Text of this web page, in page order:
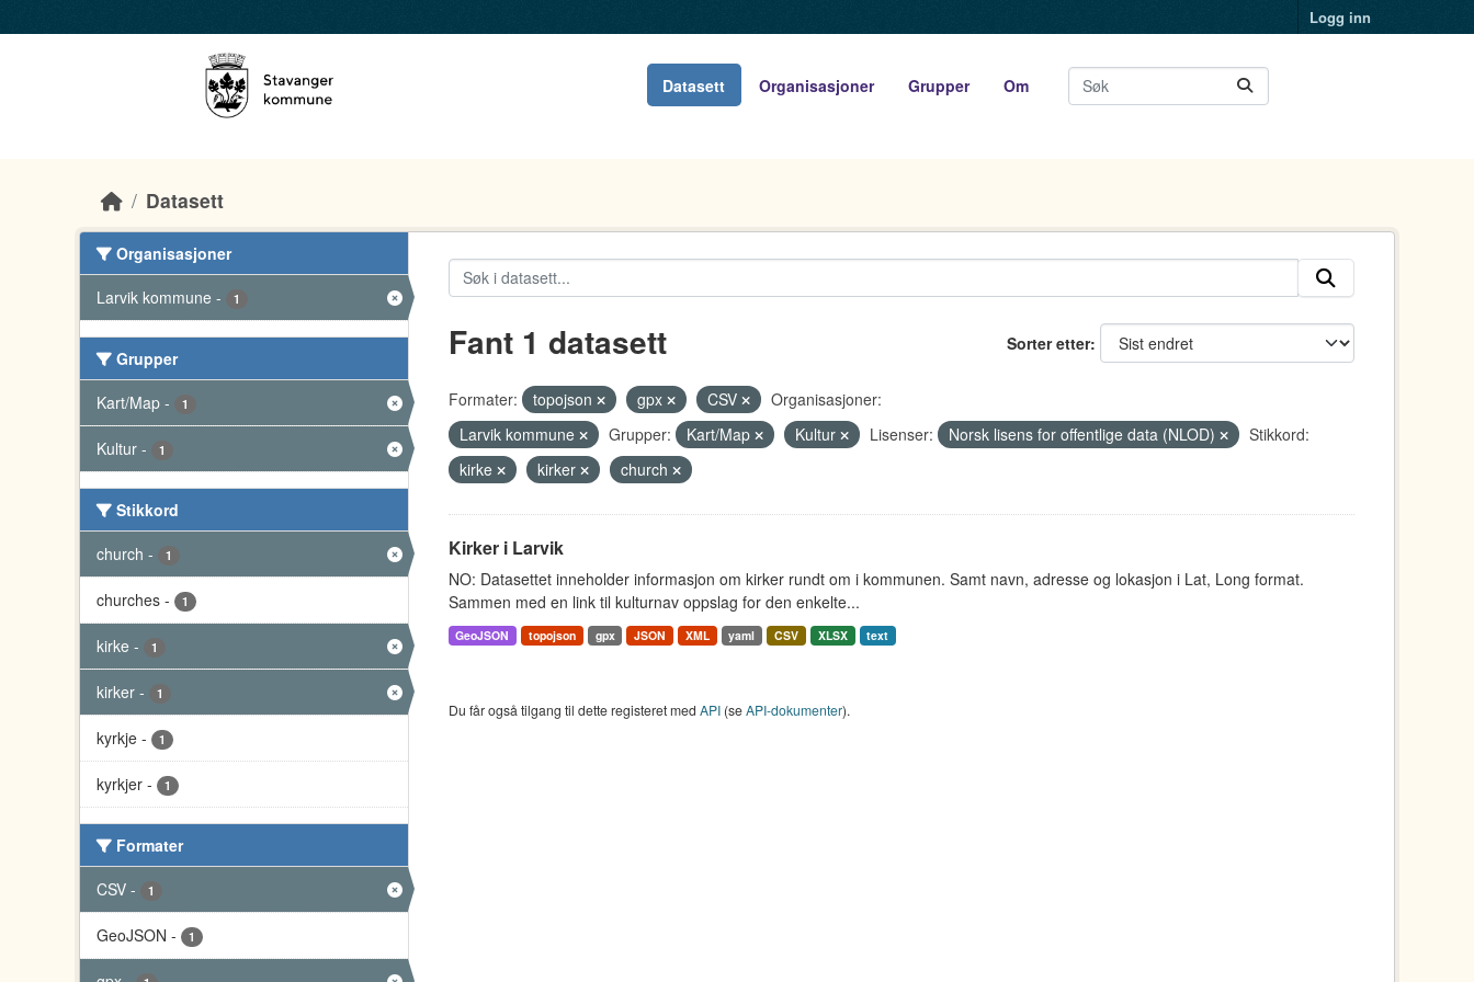
Logg inn
Datasett Organisasjoner Grupper Om
Datasett
Organisasjoner
Larvik kommune - 1
Grupper
Kart/Map - 1
Kultur - 1
Stikkord
church - 1
churches - 1
kirke - 1
kirker - 1
kyrkje - 1
kyrkjer - 1
Formater
CSV - 1
GeoJSON - 1
Sorter etter
Fant 1 datasett
Formater: topojson gpx CSV
Organisasjoner:
Larvik kommune
Grupper: Kart/Map Kultur Lisenser: Norsk lisens for offentlige data (NLOD)
Stikkord:
kirke
kirker church
Kirker i Larvik
NO: Datasettet inneholder informasjon om kirker rundt om i kommunen. Samt navn, adresse og lokasjon i Lat, Long format.
Sammen med en link til kulturnav oppslag for den enkelte...
GeoJSON topojson gpx JSON XML yaml CSV XLSX text
Du får også tilgang til dette registeret med API(seAPI-dokumenter).